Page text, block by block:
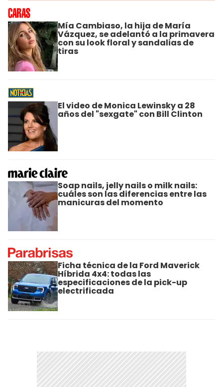
Mía Cambiaso, la hija de María
Vázquez, se adelantó a la primavera
con su look floral y sandalias de
tiras
El video de Monica Lewinsky a 28
años del "sexgate" con Bill Clinton
Soap nails, jelly nails o milk nails:
cuáles son las diferencias entre las
manicuras del momento
Ficha técnica de la Ford Maverick
Híbrida 4x4: todas las
especificaciones de la pick-up
electrificada